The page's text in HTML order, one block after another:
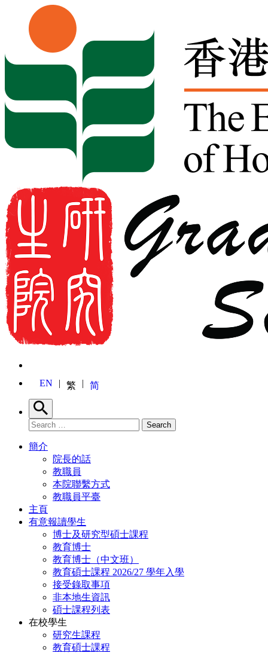
Skip to content
EN 繁 简
Search
Search for: Search
簡介
院長的話
教職員
本院聯繫方式
教職員平臺
主頁
有意報讀學生
博士及研究型碩士課程
教育博士
教育博士（中文班）
教育碩士課程 2026/27 學年入學
接受錄取事項
非本地生資訊
碩士課程列表
在校學生
研究生課程
教育碩士課程